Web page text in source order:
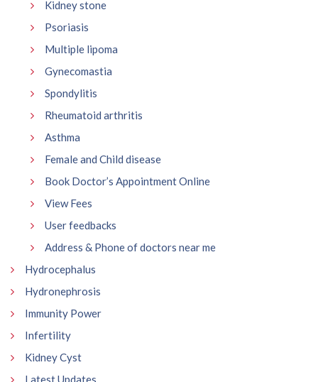
Kidney stone
Psoriasis
Multiple lipoma
Gynecomastia
Spondylitis
Rheumatoid arthritis
Asthma
Female and Child disease
Book Doctor’s Appointment Online
View Fees
User feedbacks
Address & Phone of doctors near me
Hydrocephalus
Hydronephrosis
Immunity Power
Infertility
Kidney Cyst
Latest Updates